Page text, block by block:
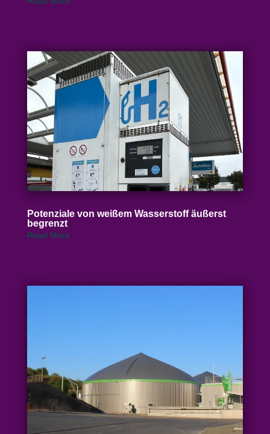
Poten­ziale von weißem Wasser­stoff äußerst
begrenzt
Read More